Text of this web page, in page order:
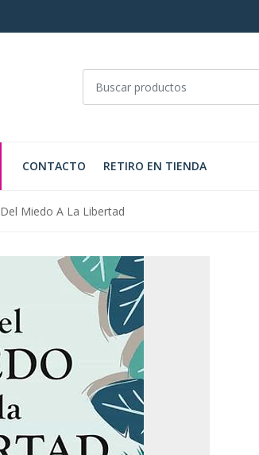
CONTACTO RETIRO EN TIENDA
Del Miedo A La Libertad